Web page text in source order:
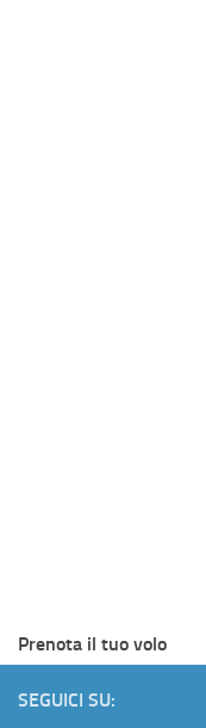
Prenota il tuo volo
SEGUICI SU: